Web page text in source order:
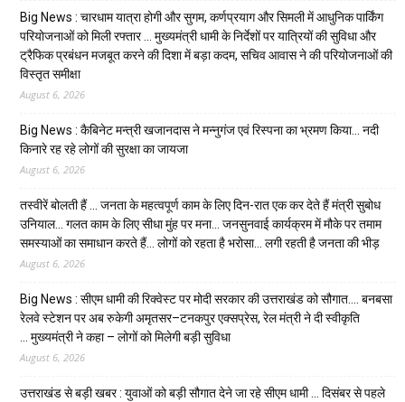
Big News : चारधाम यात्रा होगी और सुगम, कर्णप्रयाग और सिमली में आधुनिक पार्किंग
परियोजनाओं को मिली रफ्तार … मुख्यमंत्री धामी के निर्देशों पर यात्रियों की सुविधा और
ट्रैफिक प्रबंधन मजबूत करने की दिशा में बड़ा कदम, सचिव आवास ने की परियोजनाओं की
विस्तृत समीक्षा
August 6, 2026
Big News : कैबिनेट मन्त्री खजानदास ने मन्नुगंज एवं रिस्पना का भ्रमण किया… नदी
किनारे रह रहे लोगों की सुरक्षा का जायजा
August 6, 2026
तस्वीरें बोलती हैं … जनता के महत्वपूर्ण काम के लिए दिन-रात एक कर देते हैं मंत्री सुबोध
उनियाल… गलत काम के लिए सीधा मुंह पर मना… जनसुनवाई कार्यक्रम में मौके पर तमाम
समस्याओं का समाधान करते हैं… लोगों को रहता है भरोसा… लगी रहती है जनता की भीड़
August 6, 2026
Big News : सीएम धामी की रिक्वेस्ट पर मोदी सरकार की उत्तराखंड को सौगात…. बनबसा
रेलवे स्टेशन पर अब रुकेगी अमृतसर–टनकपुर एक्सप्रेस, रेल मंत्री ने दी स्वीकृति
… मुख्यमंत्री ने कहा – लोगों को मिलेगी बड़ी सुविधा
August 6, 2026
उत्तराखंड से बड़ी खबर : युवाओं को बड़ी सौगात देने जा रहे सीएम धामी … दिसंबर से पहले